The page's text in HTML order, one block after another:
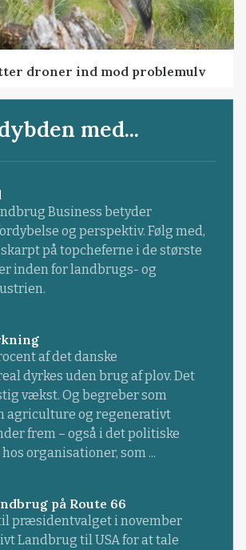
droner ind mod problemulv
med...
Business betyder
og perspektiv. Følg med,
på topcheferne i de største
inden for landbrugs- og
af det danske
dyrkes uden brug af plov. Det
vækst. Og begreber som
agriculture og regenerativt
frem – også i det politiske
organisationer, som ...
på Route 66
præsidentvalget i november
Landbrug til USA for at tale